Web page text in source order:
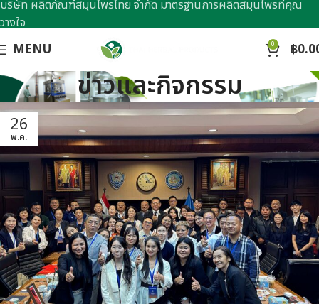
MENU 0 ฿
ข่าวและกิจกรรม
26
พ.ค.
บริษัท ผลิตภัณฑ์สมุนไพรไทย จำกัด มาตรฐานการผลิตสมุนไพรที่คุณ
วางใจ